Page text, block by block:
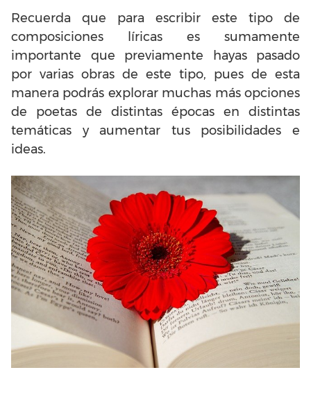
Recuerda que para escribir este tipo de
composiciones líricas es sumamente
importante que previamente hayas pasado
por varias obras de este tipo, pues de esta
manera podrás explorar muchas más opciones
de poetas de distintas épocas en distintas
temáticas y aumentar tus posibilidades e
ideas.